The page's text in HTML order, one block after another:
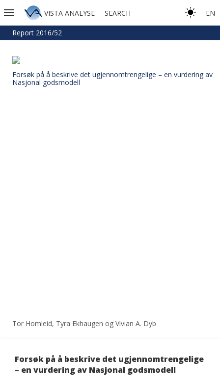
VISTA ANALYSE SEARCH EN
Report 2016/52
Forsøk på å beskrive det ugjennomtrengelige – en vurdering av
Nasjonal godsmodell
Tor Homleid, Tyra Ekhaugen og Vivian A. Dyb
Forsøk på å beskrive det ugjennomtrengelige
– en vurdering av Nasjonal godsmodell